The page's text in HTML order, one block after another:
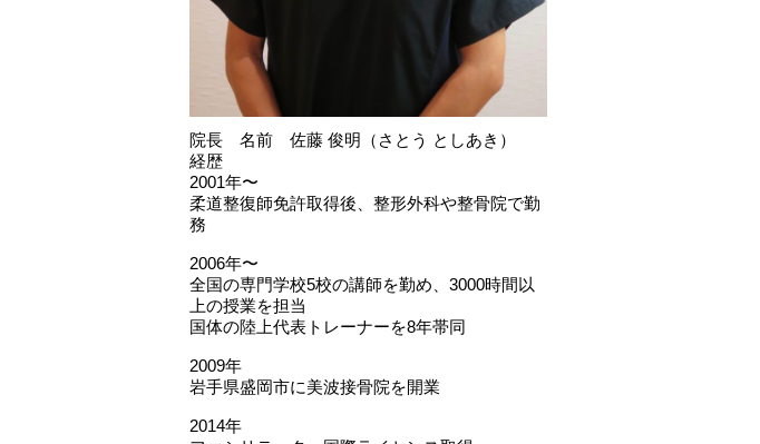
院長 名前 佐藤 俊明（さとう としあき）
経歴
2001年〜
柔道整復師免許取得後、整形外科や整骨院で勤
務
2006年〜
全国の専門学校5校の講師を勤め、3000時間以
上の授業を担当
国体の陸上代表トレーナーを8年帯同
2009年
岩手県盛岡市に美波接骨院を開業
2014年